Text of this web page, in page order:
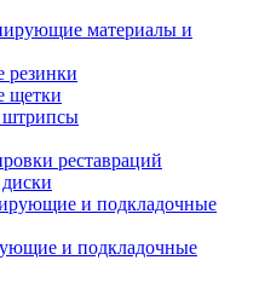
материалы и
резинки
щетки
реставраций
и подкладочные